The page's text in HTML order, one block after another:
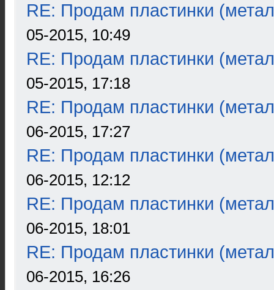
RE: Продам пластинки
05-2015, 10:49
RE: Продам пластинки
05-2015, 17:18
RE: Продам пластинки
06-2015, 17:27
RE: Продам пластинки
06-2015, 12:12
RE: Продам пластинки
06-2015, 18:01
RE: Продам пластинки
06-2015, 16:26